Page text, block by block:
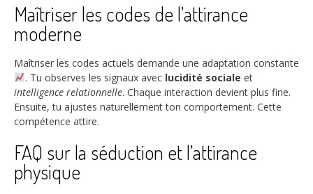
Maîtriser les codes de l’attirance
moderne
Maîtriser les codes actuels demande une adaptation constante
. Tu observes les signaux avec lucidité sociale et
intelligence relationnelle. Chaque interaction devient plus fine.
Ensuite, tu ajustes naturellement ton comportement. Cette
compétence attire.
FAQ sur la séduction et l’attirance
physique